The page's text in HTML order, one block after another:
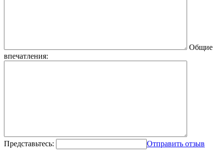
Общие
впечатления:
Представьтесь: Отправить отзыв